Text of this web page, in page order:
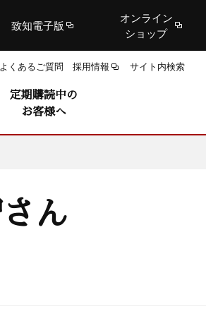
致知電子版
オンライン
ショップ
よくあるご質問 採用情報 サイト内検索
定期購読中の
お客様へ
ん